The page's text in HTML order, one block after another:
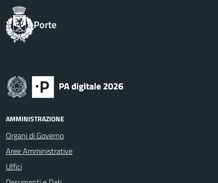
Porte
AMMINISTRAZIONE
Organi di Governo
Aree Amministrative
Uffici